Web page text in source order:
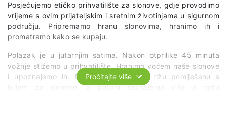
Posjećujemo etičko prihvatilište za slonove, gdje provodimo
vrijeme s ovim prijateljskim i sretnim životinjama u sigurnom
području. Pripremamo hranu slonovima, hranimo ih i
promatramo kako se kupaju.
Polazak je u jutarnjim satima. Nakon otprilike 45 minuta
vožnje stižemo u prihvatilište. Hranimo voćem naše slonove
i upoznajemo ih. Pripremamo ljepljivu rižu pomiješanu s
biljem za slonove, a pritom saznajemo više o radu
Pročitajte više